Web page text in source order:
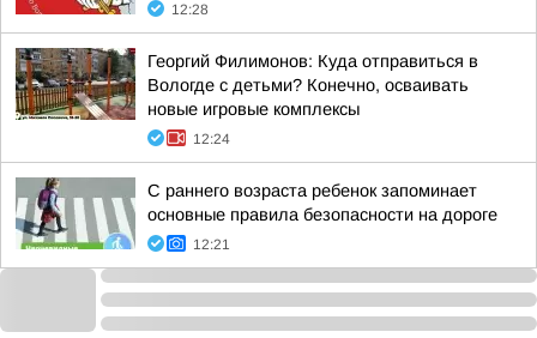
12:28
Георгий Филимонов: Куда отправиться в
Вологде с детьми? Конечно, осваивать
новые игровые комплексы
12:24
С раннего возраста ребенок запоминает
основные правила безопасности на дороге
12:21